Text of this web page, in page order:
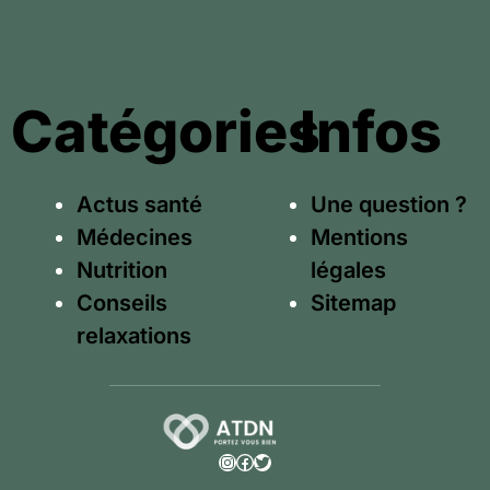
Catégories
Actus santé
Médecines
Nutrition
Conseils
relaxations
Infos
Une question ?
Mentions
légales
Sitemap